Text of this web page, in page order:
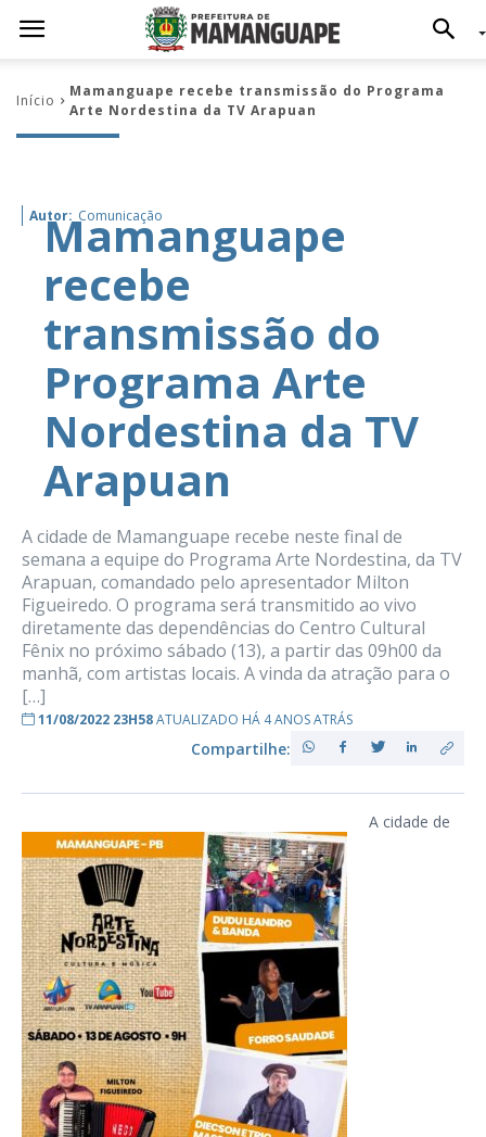
Início
Mamanguape recebe transmissão do Programa
Arte Nordestina da TV Arapuan
Autor: Comunicação
Mamanguape
recebe
transmissão do
Programa Arte
Nordestina da TV
Arapuan
A cidade de Mamanguape recebe neste final de
semana a equipe do Programa Arte Nordestina, da TV
Arapuan, comandado pelo apresentador Milton
Figueiredo. O programa será transmitido ao vivo
diretamente das dependências do Centro Cultural
Fênix no próximo sábado (13), a partir das 09h00 da
manhã, com artistas locais. A vinda da atração para o
[…]
11/08/2022 23H58ATUALIZADO HÁ 4 ANOS ATRÁS
Compartilhe:
A cidade de